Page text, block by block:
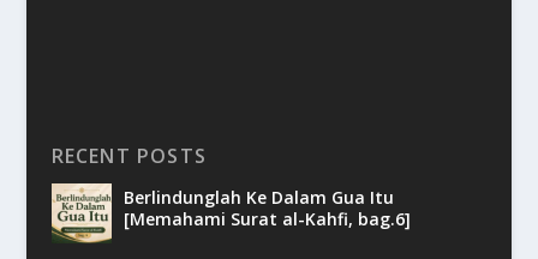
RECENT POSTS
Berlindunglah Ke Dalam Gua Itu
[Memahami Surat al-Kahfi, bag.6]